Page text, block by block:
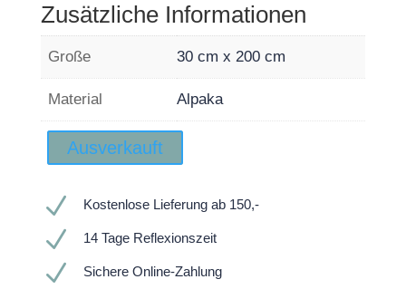
Zusätzliche Informationen
Große 30 cm x 200 cm
Material Alpaka
Ausverkauft
N Kostenlose Lieferung ab 150,-
N 14 Tage Reflexionszeit
N Sichere Online-Zahlung